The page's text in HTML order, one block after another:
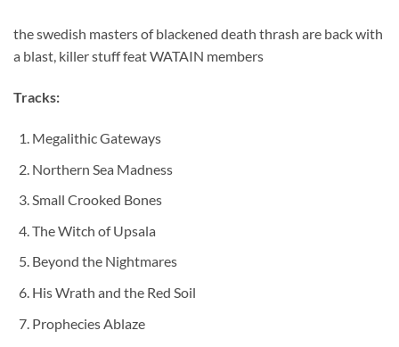
the swedish masters of blackened death thrash are back with
a blast, killer stuff feat WATAIN members
Tracks:
Megalithic Gateways
Northern Sea Madness
Small Crooked Bones
The Witch of Upsala
Beyond the Nightmares
His Wrath and the Red Soil
Prophecies Ablaze